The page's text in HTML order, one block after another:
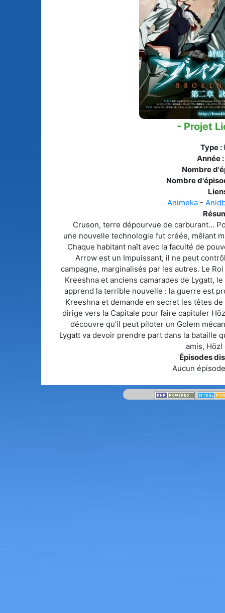
Tous les animes (604)
Mangas en pause
Mangas licenciés
Mangas
(0)
Tous les mangas
(273)
- Projet
Type :
Année :
Nombre
Nombre
Animeka -
Cruson, terre dépourvue de carburant...
une nouvelle technologie fut créée, mêlant
Chaque habitant naît avec la faculté de
Arrow est un Impuissant, il ne peut
campagne, marginalisés par les autres. Le
Kreeshna et anciens camarades de Lygatt,
apprend la terrible nouvelle : la guerre est
Kreeshna et demande en secret les têtes
dirige vers la Capitale pour faire capituler
découvre qu'il peut piloter un Golem
Lygatt va devoir prendre part dans la bataille
amis, Hözl
Épisodes
Aucun